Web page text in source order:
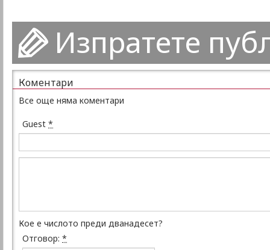
Изпратете
Коментари
Все още няма коментари
Guest *
Кое е числото преди дванадесет?
Отговор: *